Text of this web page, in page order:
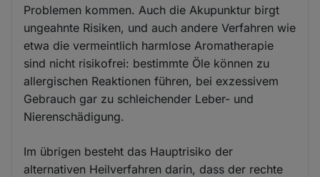
Problemen kommen. Auch die Akupunktur birgt
ungeahnte Risiken, und auch andere Verfahren wie
etwa die vermeintlich harmlose Aromatherapie
sind nicht risikofrei: bestimmte Öle können zu
allergischen Reaktionen führen, bei exzessivem
Gebrauch gar zu schleichender Leber- und
Nierenschädigung.
Im übrigen besteht das Hauptrisiko der
alternativen Heilverfahren darin, dass der rechte